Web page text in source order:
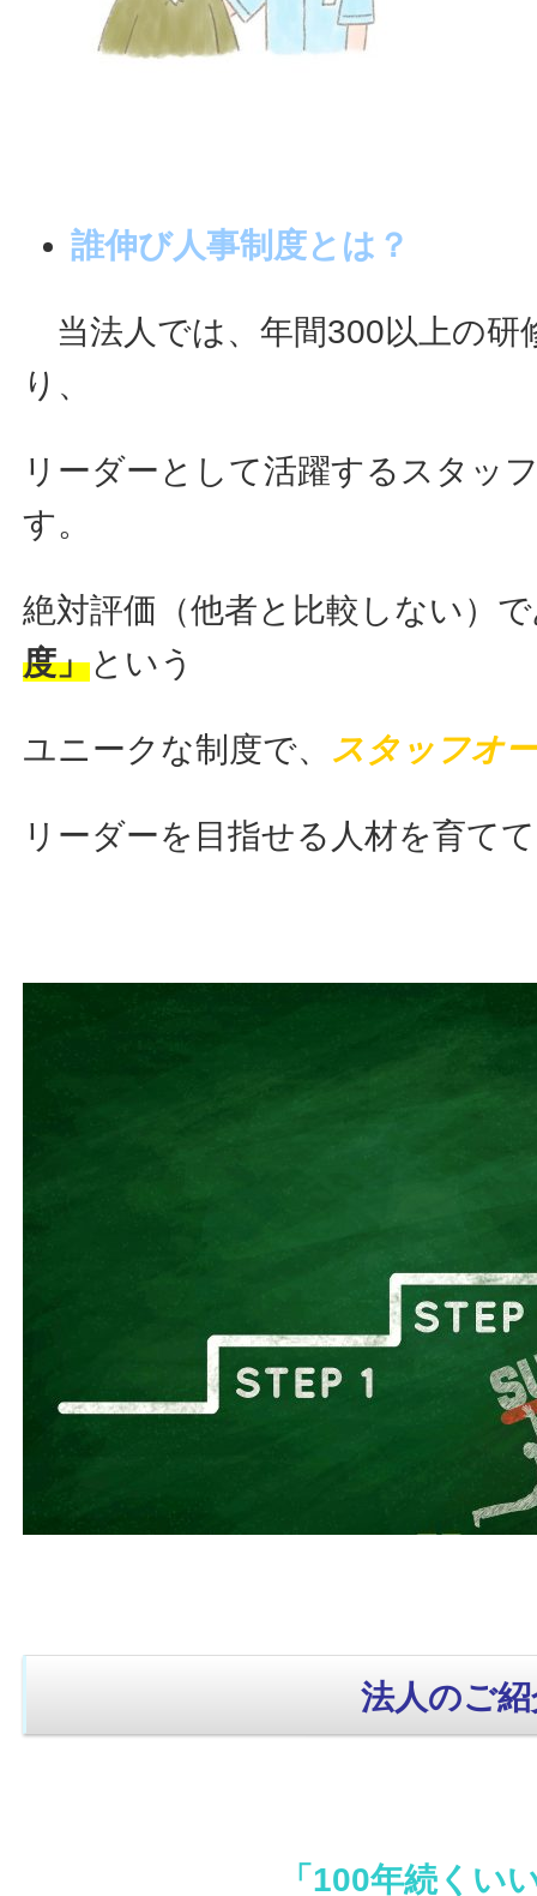
誰伸び人事制度とは？
当法人では、年間300以上の研
り、
リーダーとして活躍するスタッ
す。
絶対評価（他者と比較しない）
度」という
ユニークな制度で、 スタッフオ
リーダーを目指せる人材を育て
法人のご
「100年続くい